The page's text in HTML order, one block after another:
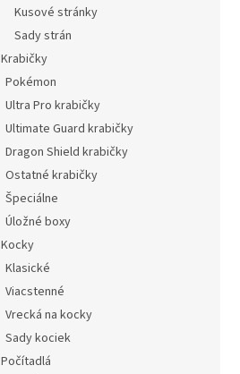
Kusové stránky
Sady strán
Krabičky
Pokémon
Ultra Pro krabičky
Ultimate Guard krabičky
Dragon Shield krabičky
Ostatné krabičky
Špeciálne
Úložné boxy
Kocky
Klasické
Viacstenné
Vrecká na kocky
Sady kociek
Počítadlá